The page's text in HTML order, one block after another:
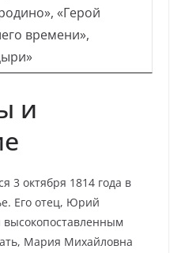
«Герой
времени»,
и
3 октября 1814 года в
Его отец, Юрий
Мария Михайловна